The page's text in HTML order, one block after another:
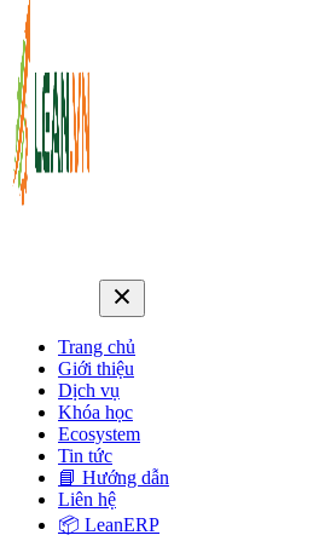
Trang chủ
Giới thiệu
Dịch vụ
Khóa học
Ecosystem
Tin tức
📘 Hướng dẫn
Liên hệ
📦 LeanERP